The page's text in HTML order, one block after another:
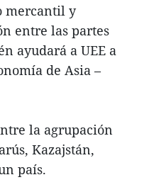
mercantil y
entre las partes
ayudará a UEE a
de Asia –
la agrupación
Kazajstán,
país.